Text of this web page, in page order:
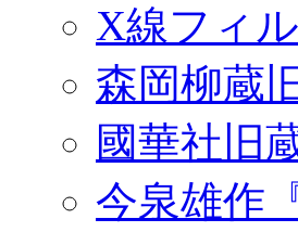
X線フィ
森岡柳蔵
國華社旧
今泉雄作